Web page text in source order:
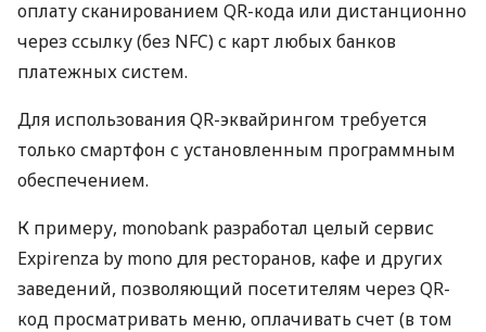
оплату сканированием QR-кода или дистанционно
через ссылку (без NFC) с карт любых банков
платежных систем.
Для использования QR-эквайрингом требуется
только смартфон с установленным программным
обеспечением.
К примеру, monobank разработал целый сервис
Expirenza by mono для ресторанов, кафе и других
заведений, позволяющий посетителям через QR-
код просматривать меню, оплачивать счет (в том